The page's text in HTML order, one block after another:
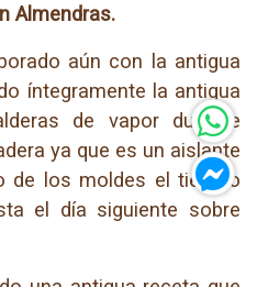
Almendras.
aún con la antigua
íntegramente la antigua
de vapor durante
ya que es un aislante
de los moldes el tiempo
el día siguiente sobre